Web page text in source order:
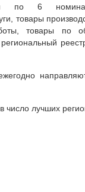
по 6
товары
товары по
лучших